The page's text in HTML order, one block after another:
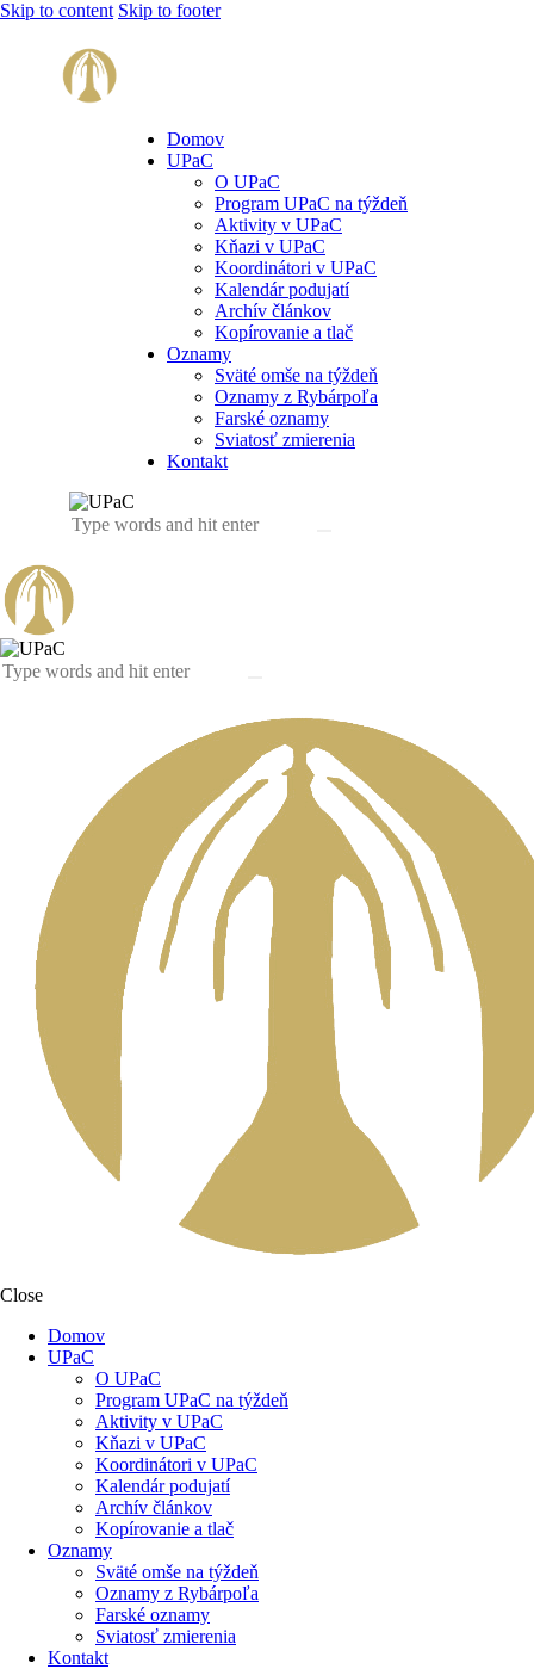
Skip to content Skip to footer
Domov
UPaC
O UPaC
Program UPaC na týždeň
Aktivity v UPaC
Kňazi v UPaC
Koordinátori v UPaC
Kalendár podujatí
Archív článkov
Kopírovanie a tlač
Oznamy
Sväté omše na týždeň
Oznamy z Rybárpoľa
Farské oznamy
Sviatosť zmierenia
Kontakt
Close
Domov
UPaC
O UPaC
Program UPaC na týždeň
Aktivity v UPaC
Kňazi v UPaC
Koordinátori v UPaC
Kalendár podujatí
Archív článkov
Kopírovanie a tlač
Oznamy
Sväté omše na týždeň
Oznamy z Rybárpoľa
Farské oznamy
Sviatosť zmierenia
Kontakt